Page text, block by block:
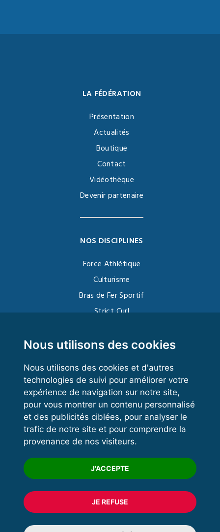
Nous utilisons des cookies
Nous utilisons des cookies et d'autres
technologies de suivi pour améliorer votre
expérience de navigation sur notre site,
pour vous montrer un contenu personnalisé
et des publicités ciblées, pour analyser le
trafic de notre site et pour comprendre la
provenance de nos visiteurs.
J'ACCEPTE
JE REFUSE
LA FÉDÉRATION
Présentation
Actualités
Boutique
Contact
Vidéothèque
Devenir partenaire
NOS DISCIPLINES
Force Athlétique
Culturisme
Bras de Fer Sportif
Strict Curl
Kettlebell
VOS ESPACES
Espace dirigeant
Espace licencié
Trouver un club
Formation
© 2020 FFFORCE Tous droits réservés
Mentions légales